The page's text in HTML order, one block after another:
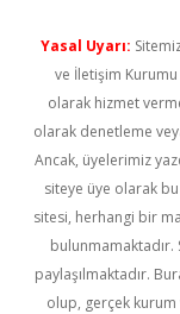
Yasal Uyarı:
ve İletişim Kurumu
olarak hizmet
olarak denetleme
Ancak, üyelerimiz
siteye üye olarak
sitesi, herhangi bir
bulunmamaktadır.
paylaşılmaktadır.
olup, gerçek kurum